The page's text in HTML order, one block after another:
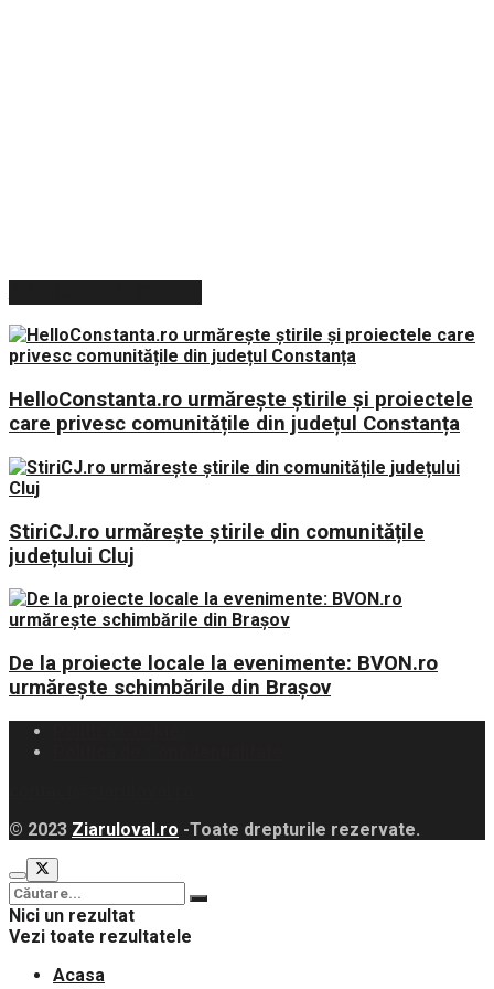
HelloConstanta.ro urmărește știrile și proiectele
care privesc comunitățile din județul Constanța
StiriCJ.ro urmărește știrile din comunitățile
județului Cluj
De la proiecte locale la evenimente: BVON.ro
urmărește schimbările din Brașov
© 2023 Ziaruloval.ro -Toate drepturile rezervate.
Nici un rezultat
Vezi toate rezultatele
Acasa